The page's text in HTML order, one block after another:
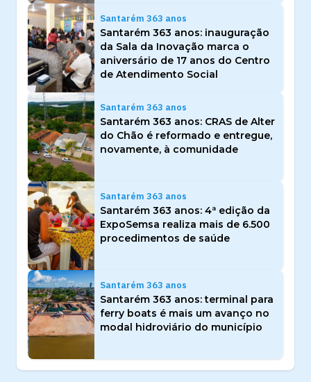
Santarém 363 anos
Santarém 363 anos: inauguração
da Sala da Inovação marca o
aniversário de 17 anos do Centro
de Atendimento Social
Santarém 363 anos
Santarém 363 anos: CRAS de Alter
do Chão é reformado e entregue,
novamente, à comunidade
Santarém 363 anos
Santarém 363 anos: 4ª edição da
ExpoSemsa realiza mais de 6.500
procedimentos de saúde
Santarém 363 anos
Santarém 363 anos: terminal para
ferry boats é mais um avanço no
modal hidroviário do município